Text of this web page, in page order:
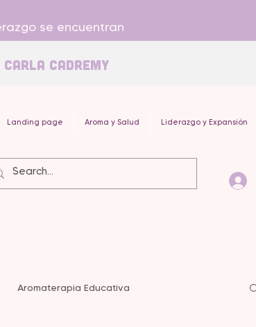
se encuentran
Cadremy
Landing page Aroma y Salud Liderazgo y Expansión
Aromaterapia Educativa